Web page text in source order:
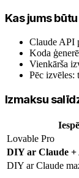
Kas jums
Claude API
Koda
Vienkārša
Pēc izvēles:
Izmaksu
Lovable Pro
DIY ar Claude
DIY ar Claude